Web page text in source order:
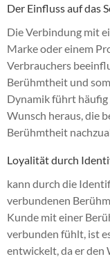
Der Einfluss auf das
Die Verbindung mit
Marke oder einem
Verbrauchers
Berühmtheit und
Dynamik führt
Wunsch heraus, die
Berühmtheit
Loyalität durch
kann durch die
verbundenen
Kunde mit einer
verbunden fühlt, ist
entwickelt, da er den